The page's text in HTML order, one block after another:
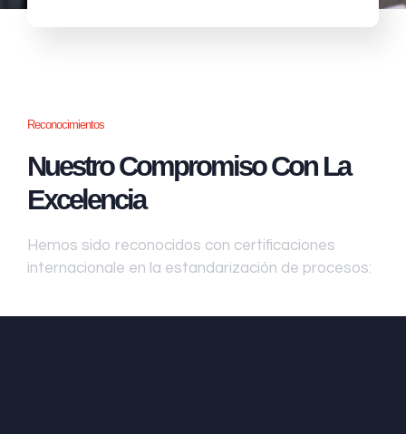
Reconocimientos
Nuestro Compromiso Con La
Excelencia
Hemos sido reconocidos con certificaciones
internacionale en la estandarización de procesos: